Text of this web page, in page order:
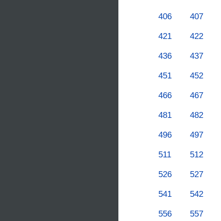
406 407
421 422
436 437
451 452
466 467
481 482
496 497
511 512
526 527
541 542
556 557